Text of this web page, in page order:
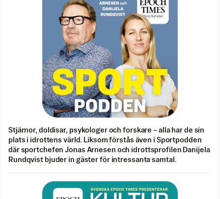
Stjärnor, doldisar, psykologer och forskare – alla har de sin
plats i idrottens värld. Liksom förstås även i Sportpodden
där sportchefen Jonas Arnesen och idrottsprofilen Danijela
Rundqvist bjuder in gäster för intressanta samtal.